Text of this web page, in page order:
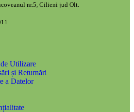
nr.5, Cilieni jud Olt.
Utilizare
și Returnări
a Datelor